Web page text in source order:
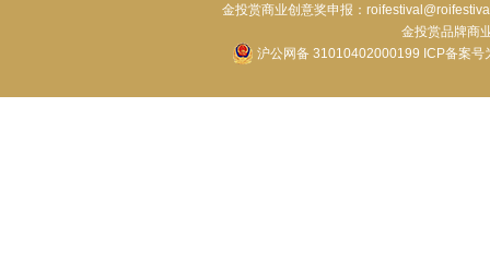
金投赏商业创意奖申报：
金投赏品牌商
沪公网备 31010402000199 ICP备案